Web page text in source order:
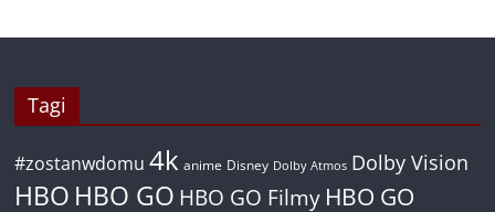
Tagi
#zostanwdomu 4k anime Disney Dolby Atmos Dolby Vision
HBO HBO GO HBO GO Filmy HBO GO